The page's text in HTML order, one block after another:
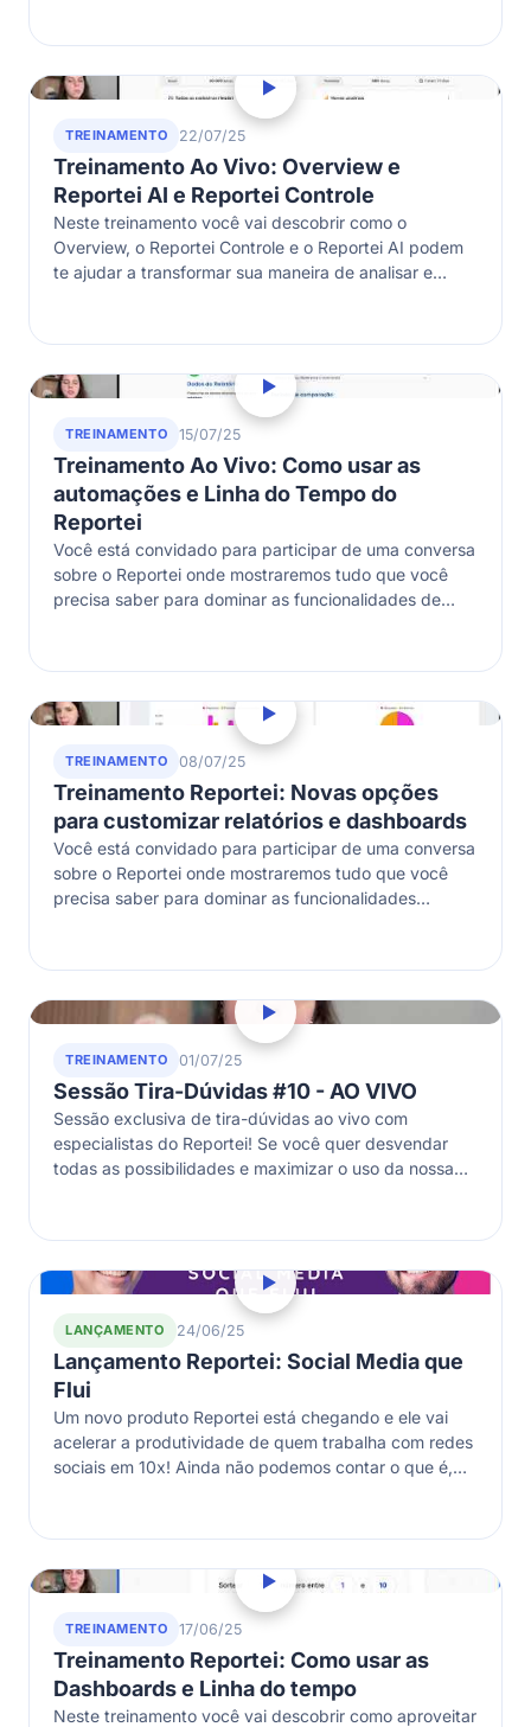
TREINAMENTO 22/07/25
Treinamento Ao Vivo: Overview e
Reportei AI e Reportei Controle
Neste treinamento você vai descobrir como o
Overview, o Reportei Controle e o Reportei AI podem
te ajudar a transformar sua maneira de analisar e
TREINAMENTO 15/07/25
Treinamento Ao Vivo: Como usar as
automações e Linha do Tempo do
Reportei
Você está convidado para participar de uma conversa
sobre o Reportei onde mostraremos tudo que você
precisa saber para dominar as funcionalidades de
TREINAMENTO 08/07/25
Treinamento Reportei: Novas opções
para customizar relatórios e dashboards
Você está convidado para participar de uma conversa
sobre o Reportei onde mostraremos tudo que você
precisa saber para dominar as funcionalidades
TREINAMENTO 01/07/25
Sessão Tira-Dúvidas #10 - AO VIVO
Sessão exclusiva de tira-dúvidas ao vivo com
especialistas do Reportei! Se você quer desvendar
todas as possibilidades e maximizar o uso da nossa
LANÇAMENTO 24/06/25
Lançamento Reportei: Social Media que
Flui
Um novo produto Reportei está chegando e ele vai
acelerar a produtividade de quem trabalha com redes
sociais em 10x! Ainda não podemos contar o que é,
TREINAMENTO 17/06/25
Treinamento Reportei: Como usar as
Dashboards e Linha do tempo
Neste treinamento você vai descobrir como aproveitar